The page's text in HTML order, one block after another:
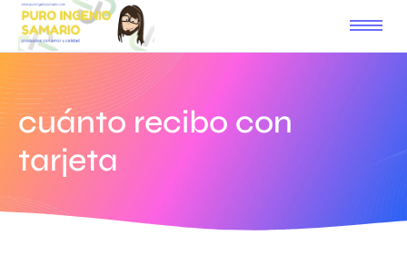
cuánto recibo con
tarjeta